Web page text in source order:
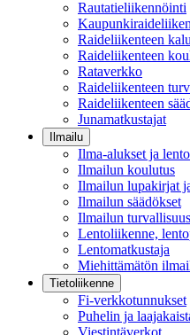
Rautatieliikennöinti
Raideliikenteen
Raideliikenteen
Rataverkko
Raideliikenteen
Raideliikenteen
Junamatkustajat
Ilmailu
Ilma-alukset ja
Ilmailun koulutus
Ilmailun lupakirjat
Ilmailun säädökset
Ilmailun turvallisuus
Lentoliikenne,
Lentomatkustaja
Miehittämätön
Tietoliikenne
Fi-verkkotunnukset
Puhelin ja
Viestintäverkot